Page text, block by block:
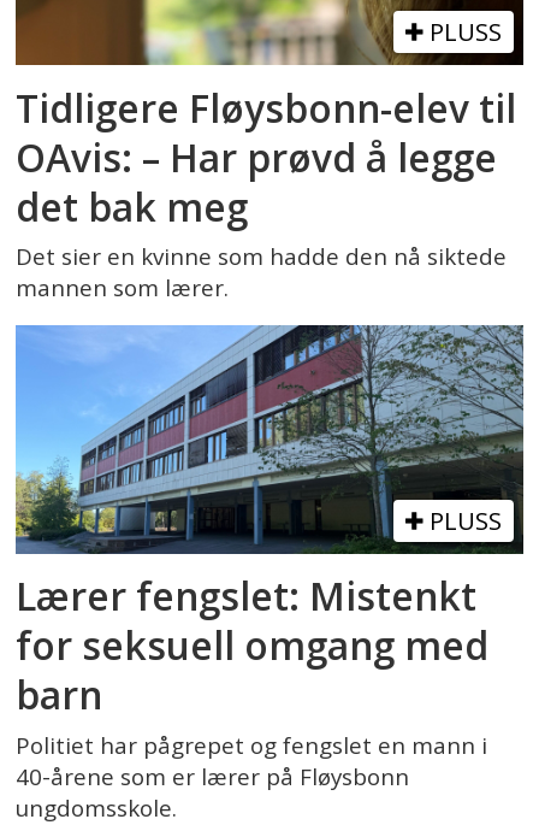
PLUSS
Tidligere Fløysbonn-elev til
OAvis: – Har prøvd å legge
det bak meg
Det sier en kvinne som hadde den nå siktede
mannen som lærer.
PLUSS
Lærer fengslet: Mistenkt
for seksuell omgang med
barn
Politiet har pågrepet og fengslet en mann i
40-årene som er lærer på Fløysbonn
ungdomsskole.